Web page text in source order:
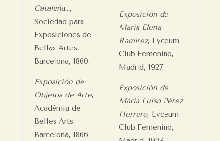
Cataluña…,
Sociedad para
Exposiciones de
Bellas Artes,
Barcelona, 1860.
Exposición de
Objetos de Arte,
Acadèmia de
Belles Arts,
Barcelona, 1866.
Exposición de
María Elena
Ramírez, Lyceum
Club Femenino,
Madrid, 1927.
Exposición de
María Luisa Pérez
Herrero, Lyceum
Club Femenino,